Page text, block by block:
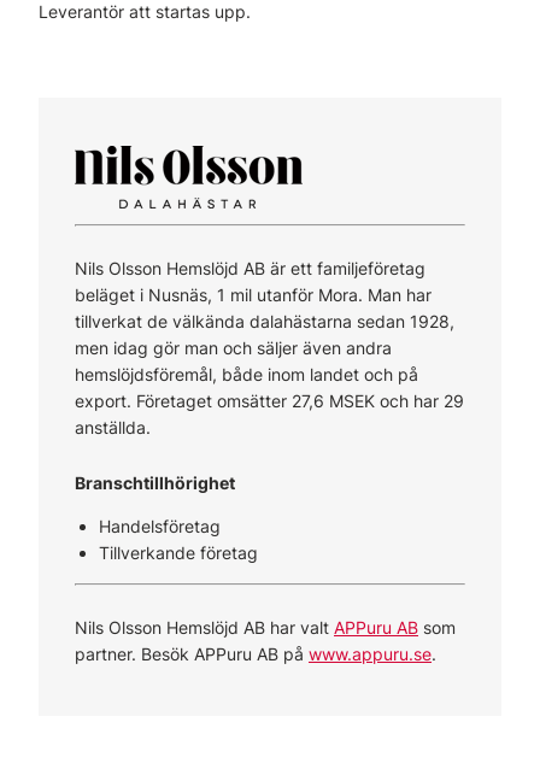
Leverantör att startas upp.
Nils Olsson Hemslöjd AB är ett familjeföretag
beläget i Nusnäs, 1 mil utanför Mora. Man har
tillverkat de välkända dalahästarna sedan 1928,
men idag gör man och säljer även andra
hemslöjdsföremål, både inom landet och på
export. Företaget omsätter 27,6 MSEK och har 29
anställda.
Branschtillhörighet
Handelsföretag
Tillverkande företag
Nils Olsson Hemslöjd AB har valt APPuru AB som
partner. Besök APPuru AB på www.appuru.se.